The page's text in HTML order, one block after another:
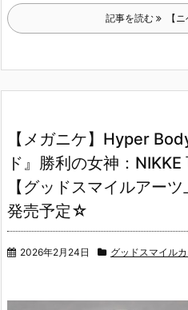
記事を読む 【
【メガニケ】Hyper
ド』勝利の女神：
【グッドスマイルアー
発売予定☆
2026年2月24日 グッドスマイル